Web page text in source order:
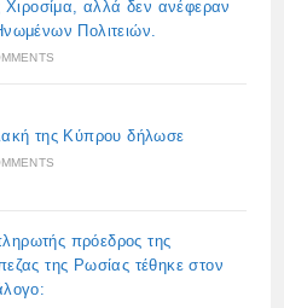
Χιροσίμα, αλλά δεν ανέφεραν
Πολιτειών.
της Κύπρου δήλωσε
πρόεδρος της
της Ρωσίας τέθηκε στον